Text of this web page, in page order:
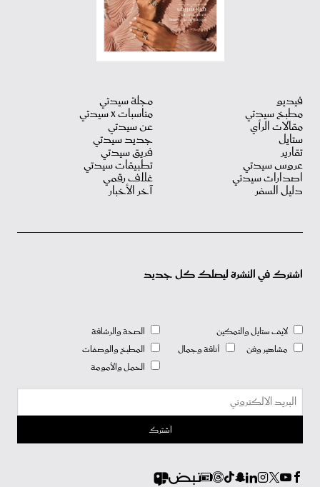
فيديو
مطبخ سيدتي
مقالات الرأي
ستايل
تقارير
عروس سيدتي
اصدارات سيدتي
دليل السفر
مجلة سيدتي
مناسبات X سيدتي
عن سيدتي
جديد سيدتي
فريق سيدتي
تطبيقات سيدتي
غلاف رقمي
آخر الأخبار
اشترك في النشرة ليصلك كل جديد
لايف ستايل والتمكين
مشاهير وفن
أناقة وجمال
الصحة والرشاقة
المطبخ والوصفات
الحمل والأمومة